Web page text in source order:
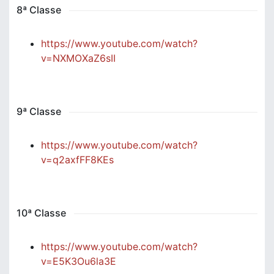
8ª Classe
https://www.youtube.com/watch?
v=NXMOXaZ6sII
9ª Classe
https://www.youtube.com/watch?
v=q2axfFF8KEs
10ª Classe
https://www.youtube.com/watch?
v=E5K3Ou6la3E